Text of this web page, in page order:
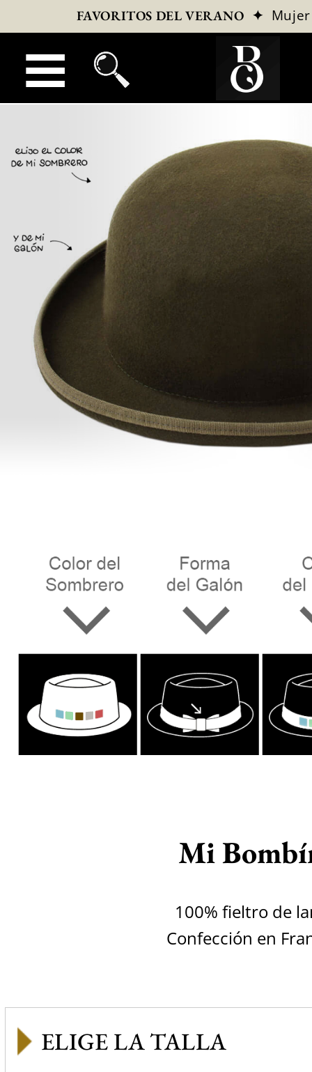
FAVORITOS DEL VERANO ✦ Mujer
Mi
100% fieltro de
Confección en